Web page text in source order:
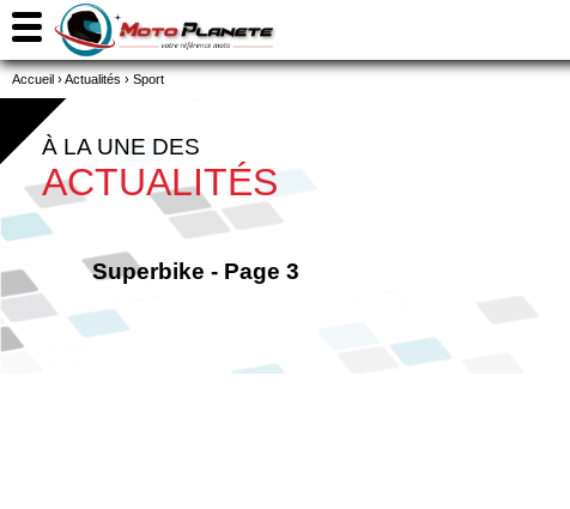
Accueil ›Actualités › Sport
À LA UNE DES
ACTUALITÉS
Superbike - Page 3